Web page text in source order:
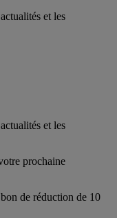
et les
et les
prochaine
de réduction de 10